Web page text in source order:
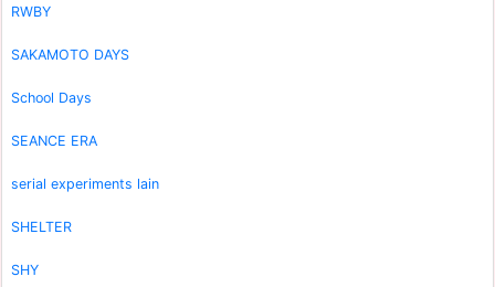
RWBY
SAKAMOTO DAYS
School Days
SEANCE ERA
serial experiments lain
SHELTER
SHY